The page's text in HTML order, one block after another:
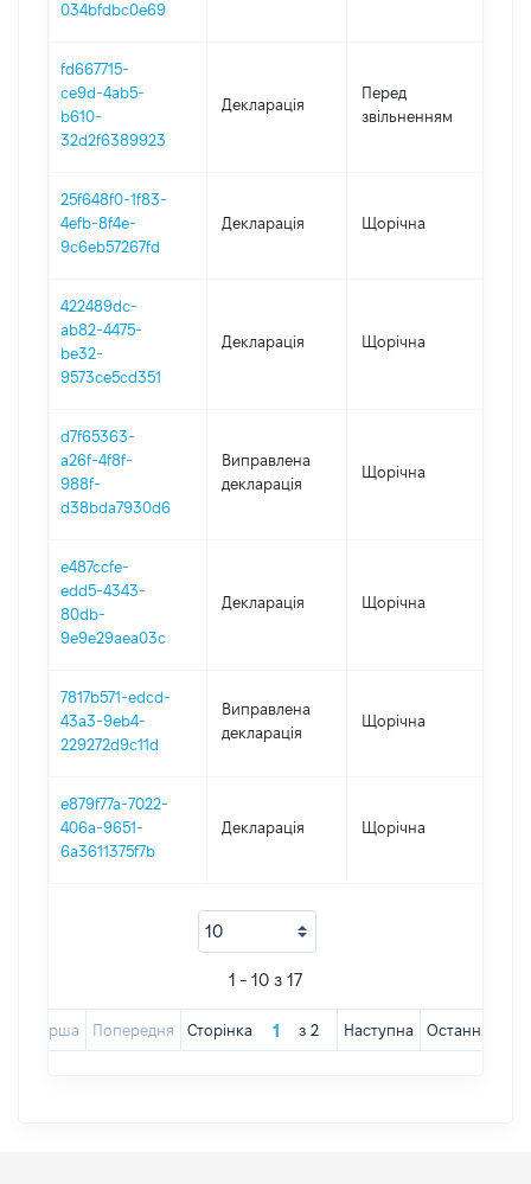
034bfdbc0e69
fd667715-
ce9d-4ab5-
b610-
32d2f6389923
Декларація
Перед
звільненням
25f648f0-1f83-
4efb-8f4e-
9c6eb57267fd
Декларація Щорічна
422489dc-
ab82-4475-
be32-
9573ce5cd351
Декларація Щорічна
d7f65363-
a26f-4f8f-
988f-
d38bda7930d6
Виправлена
декларація
Щорічна
e487ccfe-
edd5-4343-
80db-
9e9e29aea03c
Декларація Щорічна
7817b571-edcd-
43a3-9eb4-
229272d9c11d
Виправлена
декларація
Щорічна
e879f77a-7022-
406a-9651-
6a3611375f7b
Декларація Щорічна
1 - 10 з 17
Перша Попередня Сторінка з 2 Наступна Остання